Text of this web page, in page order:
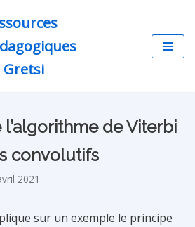
Gretsi
de Viterbi
convolutifs
2021
sur un exemple le principe